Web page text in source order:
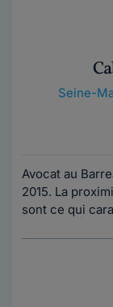
Seine-
Avocat au
2015. La
sont ce qui